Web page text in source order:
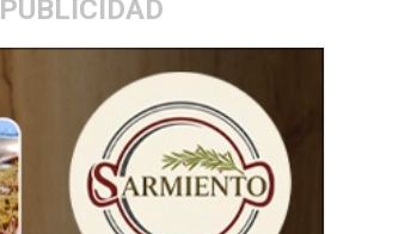
PUBLICIDAD